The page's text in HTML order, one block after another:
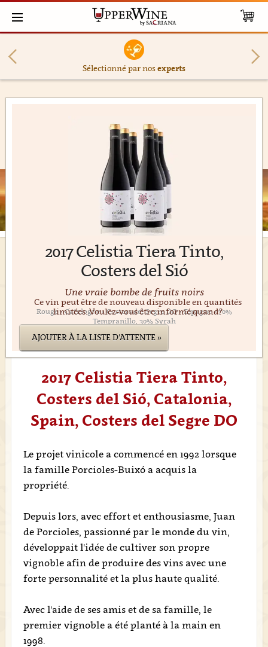
Sélectionné par nosexperts
2017 Celistia Tiera Tinto,
Costers del Sió
Une vraie bombe de fruits noirs
Rouge • Catalogne • Costers del Segre DO • Espagne • 70%
Tempranillo, 30% Syrah
Ce vin peut être de nouveau disponible en quantités
limitées. Voulez-vous être informé quand?
AJOUTER À LA LISTE D'ATTENTE »
2017 Celistia Tiera Tinto,
Costers del Sió, Catalonia,
Spain, Costers del Segre DO
Le projet vinicole a commencé en 1992 lorsque
la famille Porcioles-Buixó a acquis la
propriété.
Depuis lors, avec effort et enthousiasme, Juan
de Porcioles, passionné par le monde du vin,
développait l'idée de cultiver son propre
vignoble afin de produire des vins avec une
forte personnalité et la plus haute qualité.
Avec l'aide de ses amis et de sa famille, le
premier vignoble a été planté à la main en
1998.